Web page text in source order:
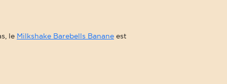
le Milkshake Barebells Banane est